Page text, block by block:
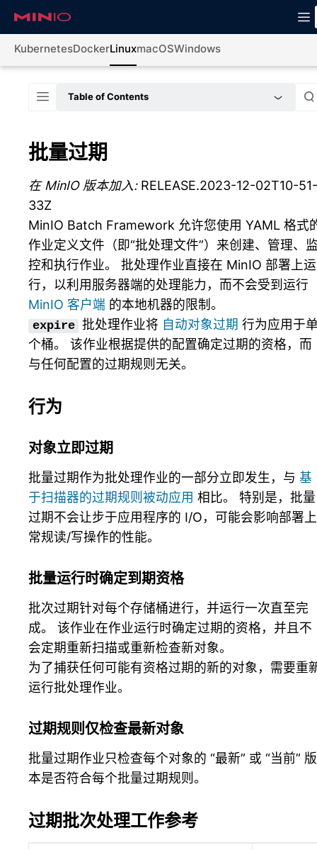
KubernetesDockerLinuxmacOSWindows
Table of Contents
批量过期
在 MinIO 版本加入: RELEASE.2023-12-02T10-51-
33Z
MinIO Batch Framework 允许您使用 YAML 格式
作业定义文件（即“批处理文件”）来创建、管理、
控和执行作业。 批处理作业直接在 MinIO 部署上运
行，以利用服务器端的处理能力，而不会受到运行
MinIO 客户端 的本地机器的限制。
expire 批处理作业将 自动对象过期 行为应用于
个桶。 该作业根据提供的配置确定过期的资格，而
与任何配置的过期规则无关。
行为
对象立即过期
批量过期作为批处理作业的一部分立即发生，与 基
于扫描器的过期规则被动应用 相比。 特别是，批量
过期不会让步于应用程序的 I/O，可能会影响部署上
常规读/写操作的性能。
批量运行时确定到期资格
批次过期针对每个存储桶进行，并运行一次直至完
成。 该作业在作业运行时确定过期的资格，并且不
会定期重新扫描或重新检查新对象。
为了捕获任何可能有资格过期的新的对象，需要重
运行批处理作业。
过期规则仅检查最新对象
批量过期作业只检查每个对象的 “最新” 或 “当前” 版
本是否符合每个批量过期规则。
过期批次处理工作参考